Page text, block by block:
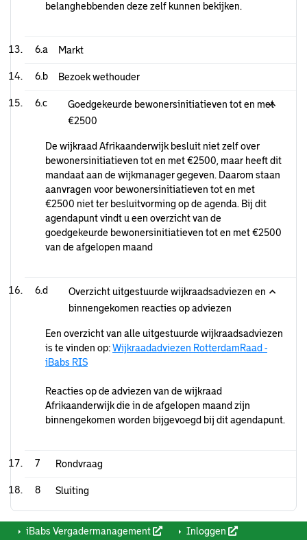
belanghebbenden deze zelf kunnen bekijken.
6.a Markt
6.b Bezoek wethouder
6.c
Goedgekeurde bewonersinitiatieven tot en met
€2500
De wijkraad Afrikaanderwijk besluit niet zelf over
bewonersinitiatieven tot en met €2500, maar heeft dit
mandaat aan de wijkmanager gegeven. Daarom staan
aanvragen voor bewonersinitiatieven tot en met
€2500 niet ter besluitvorming op de agenda. Bij dit
agendapunt vindt u een overzicht van de
goedgekeurde bewonersinitiatieven tot en met €2500
van de afgelopen maand
6.d
Overzicht uitgestuurde wijkraadsadviezen en
binnengekomen reacties op adviezen
Een overzicht van alle uitgestuurde wijkraadsadviezen
is te vinden op:Wijkraadadviezen RotterdamRaad -
iBabs RIS
Reacties op de adviezen van de wijkraad
Afrikaanderwijk die in de afgelopen maand zijn
binnengekomen worden bijgevoegd bij dit agendapunt.
7 Rondvraag
8 Sluiting
iBabs Vergadermanagement Inloggen